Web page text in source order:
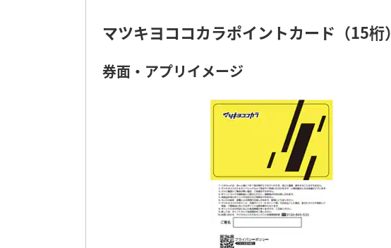
マツキヨココカラポイントカード（15桁）
券面・アプリイメージ